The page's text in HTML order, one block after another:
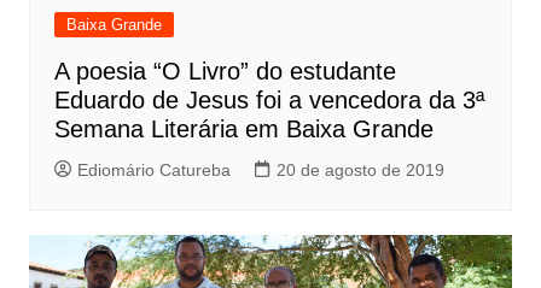
Baixa Grande
A poesia “O Livro” do estudante
Eduardo de Jesus foi a vencedora da 3ª
Semana Literária em Baixa Grande
Ediomário Catureba 20 de agosto de 2019